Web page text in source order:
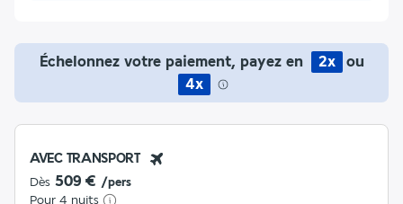
Échelonnez votre paiement, payez en 2x
ou
4x
AVEC TRANSPORT
Dès 509 € /pers
Pour 4 nuits